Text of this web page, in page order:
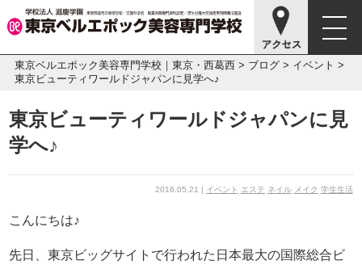
東京ベルエポック美容専門学校｜東京・西葛西> ブログ> イベント >
東京ビューティワールドジャパンに見学へ♪
東京ビューティワールドジャパンに見
学へ♪
2016.05.21 | イベント エステ ネイル メイク 学生生活
こんにちは♪
先日、東京ビッグサイトで行われた日本最大の国際総合ビ